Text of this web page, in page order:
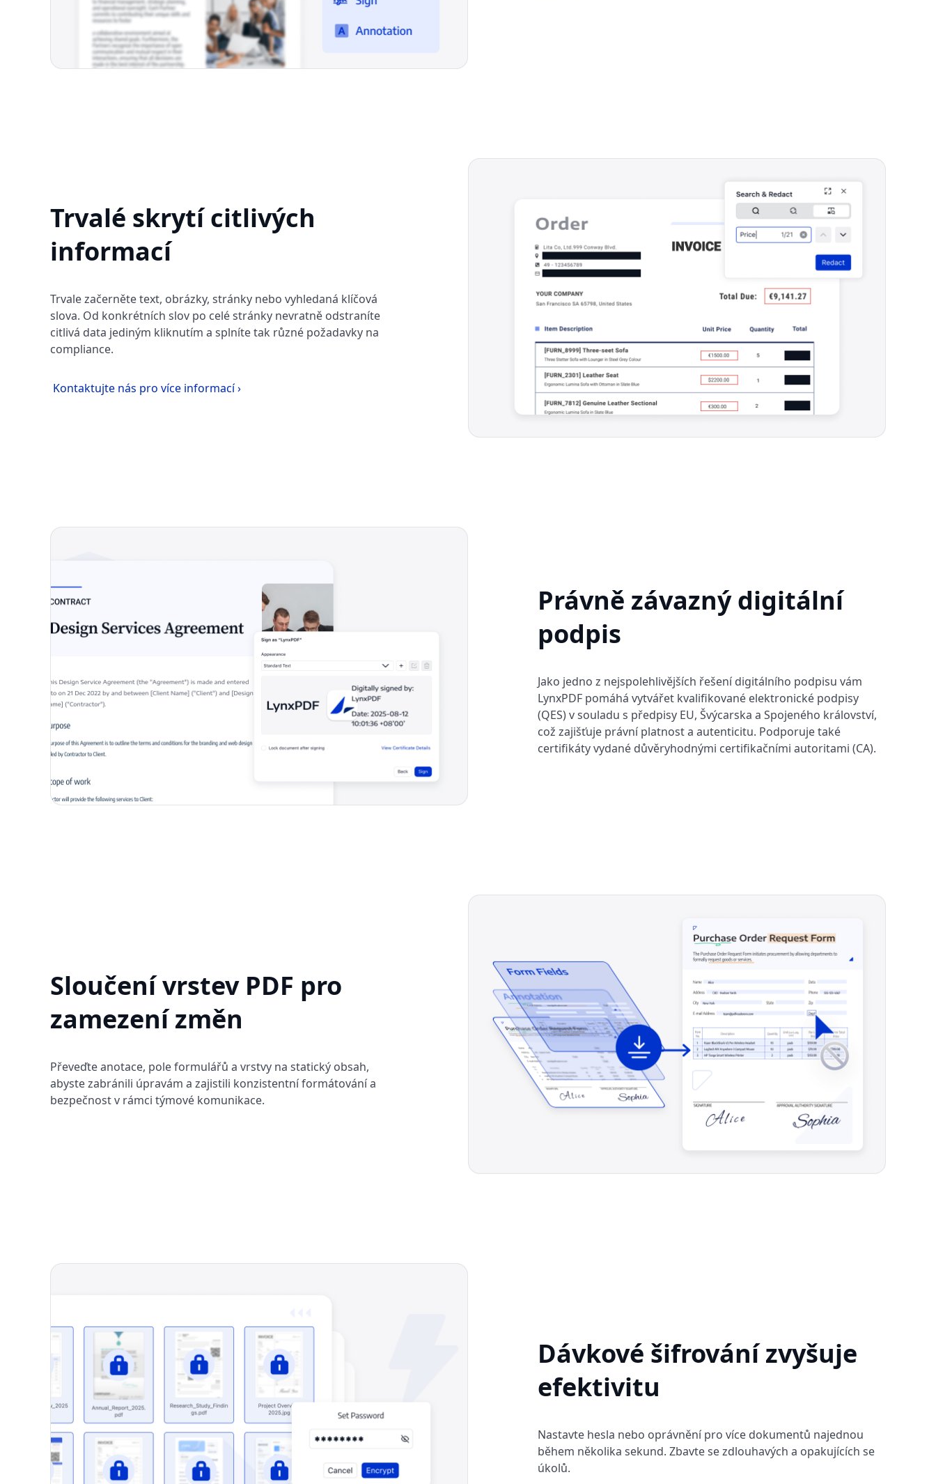
Trvalé skrytí citlivých
informací
Trvale začerněte text, obrázky, stránky nebo vyhledaná klíčová
slova. Od konkrétních slov po celé stránky nevratně odstraníte
citlivá data jediným kliknutím a splníte tak různé požadavky na
compliance.
Kontaktujte nás pro více informací ›
Právně závazný digitální
podpis
Jako jedno z nejspolehlivějších řešení digitálního podpisu vám
LynxPDF pomáhá vytvářet kvalifikované elektronické podpisy
(QES) v souladu s předpisy EU, Švýcarska a Spojeného království,
což zajišťuje právní platnost a autenticitu. Podporuje také
certifikáty vydané důvěryhodnými certifikačními autoritami (CA).
Sloučení vrstev PDF pro
zamezení změn
Převeďte anotace, pole formulářů a vrstvy na statický obsah,
abyste zabránili úpravám a zajistili konzistentní formátování a
bezpečnost v rámci týmové komunikace.
Dávkové šifrování zvyšuje
efektivitu
Nastavte hesla nebo oprávnění pro více dokumentů najednou
během několika sekund. Zbavte se zdlouhavých a opakujících se
úkolů.